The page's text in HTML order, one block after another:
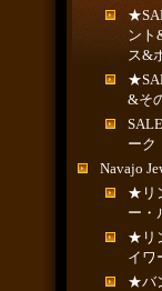
ント
ス&
&そ
ーク
Navajo
★リ
ー・
★リ
イワ
★バ